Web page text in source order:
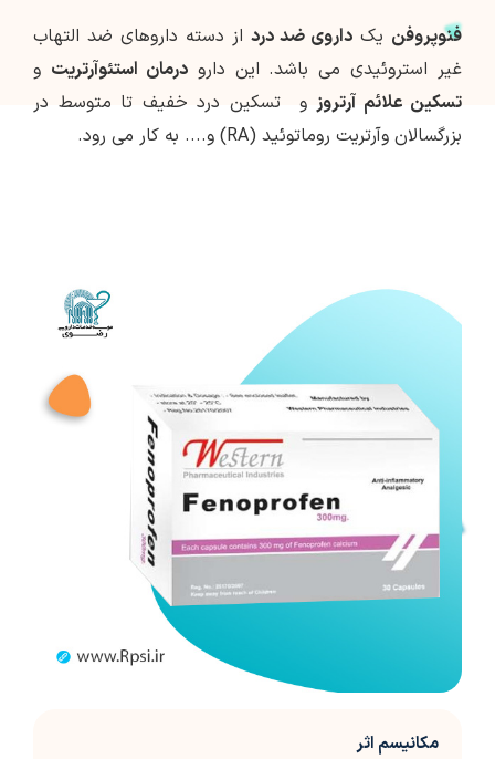
فنوپروفن یک داروی ضد درد از دسته داروهای ضد التهاب
غیر استروئیدی می باشد. این دارودرمان استئوآرتریت و
تسکین علائم آرتروز و تسکین درد خفیف تا متوسط در
بزرگسالان وآرتریت روماتوئید (RA) و.... به کار می رود.
مکانیسم اثر